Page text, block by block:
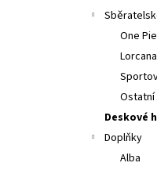
One
Lorcana
Ostatní
Deskové
Doplňky
Alba
999 Kč